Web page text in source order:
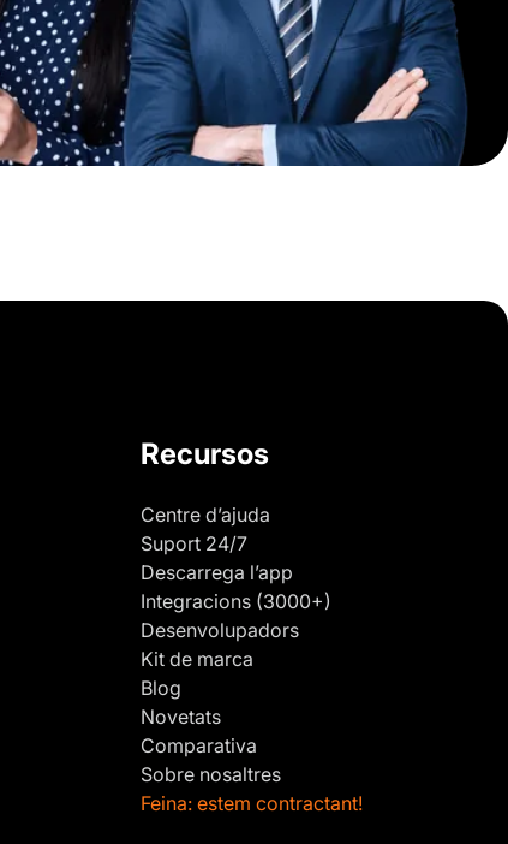
Recursos
Centre d’ajuda
Suport 24/7
Descarrega l’app
Integracions (3000+)
Desenvolupadors
Kit de marca
Blog
Novetats
Comparativa
Sobre nosaltres
Feina: estem contractant!